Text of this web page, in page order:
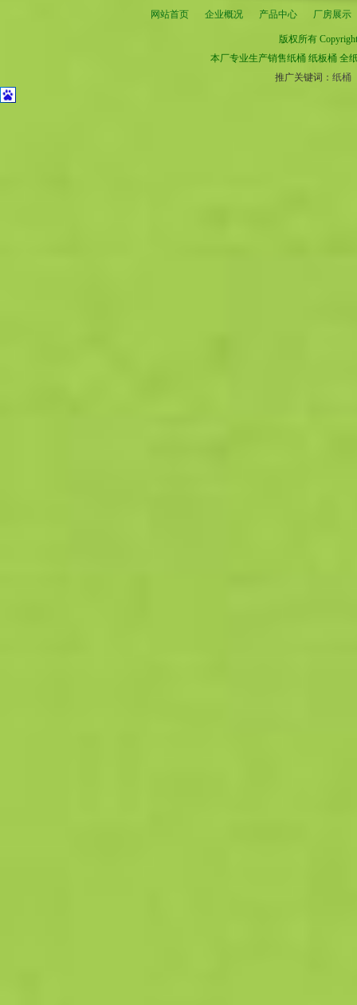
网站首页 企业概况 产品中心 厂房展示
版权所有
本厂专业生产销售纸桶 纸板桶 全
推广关键词： 纸桶